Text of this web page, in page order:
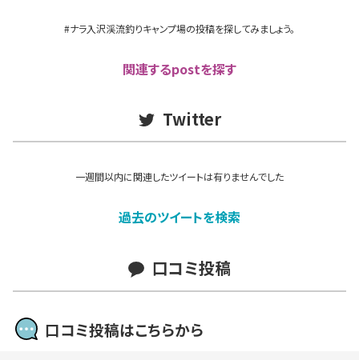
#ナラ入沢渓流釣りキャンプ場の投稿を探してみましょう。
関連するpostを探す
Twitter
一週間以内に関連したツイートは有りませんでした
過去のツイートを検索
口コミ投稿
口コミ投稿はこちらから